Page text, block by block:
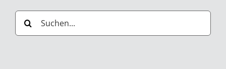
Suche
nach: